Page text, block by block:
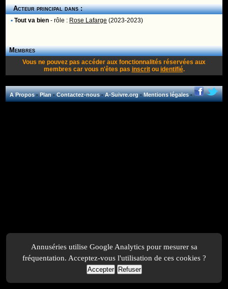
Acteur principal dans :
• Tout va bien - rôle : Rose Lafarge (2023-2023)
Membres
Vous ne pouvez pas accéder aux fonctionnalités réservées aux
membres car vous n'êtes pas inscritou identifié.
A Propos-Plan-Contactez-nous-A-Suivre.org-Mentions légales-
Annuséries utilise Google Analytics pour mesurer sa
fréquentation. Acceptez-vous l'utilisation de ces cookies ?
Accepter Refuser